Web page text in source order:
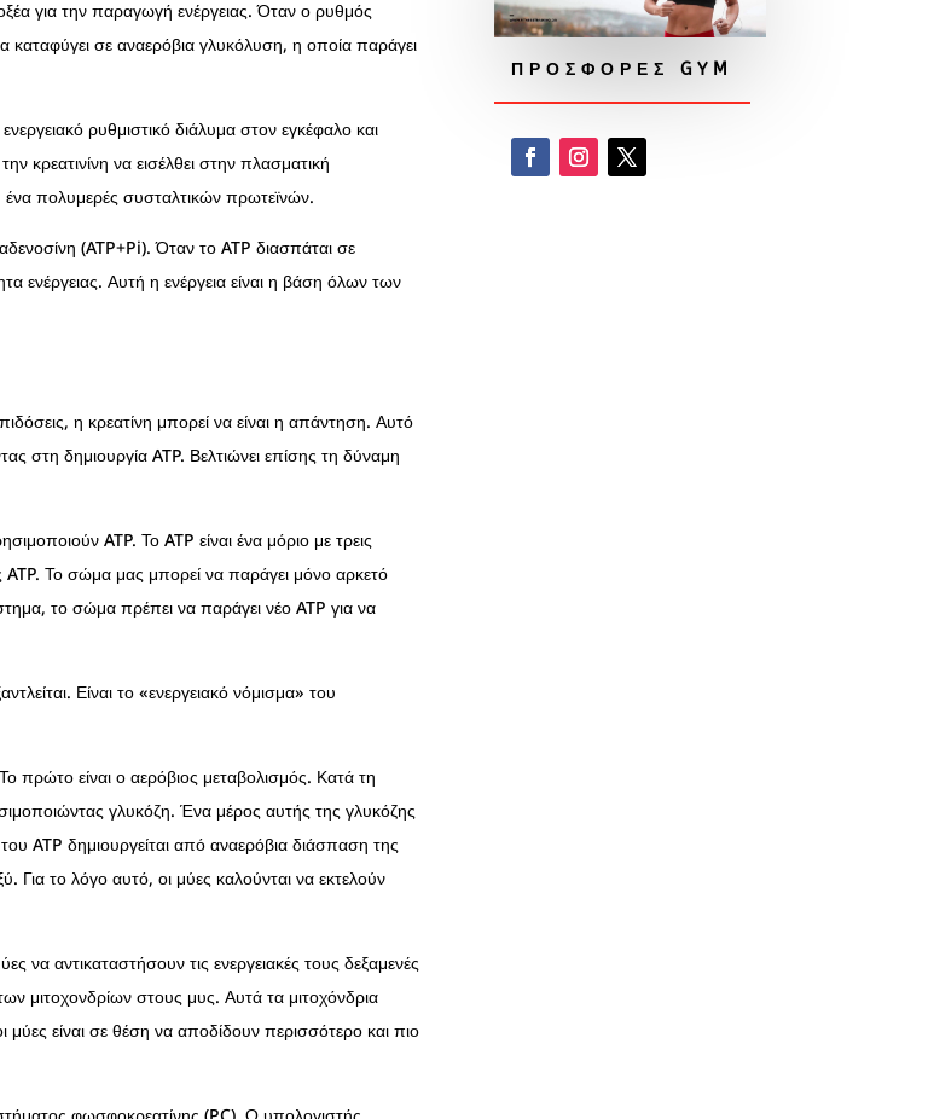
για την παραγωγή ενέργειας. Όταν ο ρυθμός
καταφύγει σε αναερόβια γλυκόλυση, η οποία παράγει
ρυθμιστικό διάλυμα στον εγκέφαλο και
κρεατινίνη να εισέλθει στην πλασματική
ένα πολυμερές συσταλτικών πρωτεϊνών.
(ATP+Pi). Όταν το ATP διασπάται σε
ενέργειας. Αυτή η ενέργεια είναι η βάση όλων των
η κρεατίνη μπορεί να είναι η απάντηση. Αυτό
στη δημιουργία ATP. Βελτιώνει επίσης τη δύναμη
ATP. Το ATP είναι ένα μόριο με τρεις
Το σώμα μας μπορεί να παράγει μόνο αρκετό
το σώμα πρέπει να παράγει νέο ATP για να
Είναι το «ενεργειακό νόμισμα» του
πρώτο είναι ο αερόβιος μεταβολισμός. Κατά τη
γλυκόζη. Ένα μέρος αυτής της γλυκόζης
ATP δημιουργείται από αναερόβια διάσπαση της
Για το λόγο αυτό, οι μύες καλούνται να εκτελούν
αντικαταστήσουν τις ενεργειακές τους δεξαμενές
μιτοχονδρίων στους μυς. Αυτά τα μιτοχόνδρια
είναι σε θέση να αποδίδουν περισσότερο και πιο
φωσφοκρεατίνης (PC). Ο υπολογιστής
ΠΡΟΣΦΟΡΕΣ GYM